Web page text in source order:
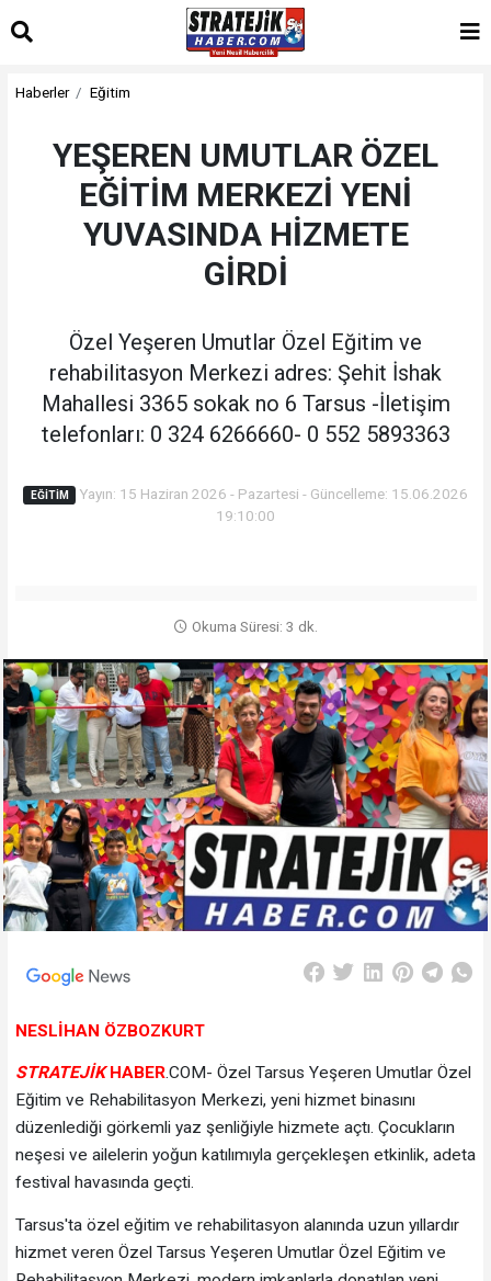
Haberler Eğitim
YEŞEREN UMUTLAR ÖZEL
EĞİTİM MERKEZİ YENİ
YUVASINDA HİZMETE
GİRDİ
Özel Yeşeren Umutlar Özel Eğitim ve
rehabilitasyon Merkezi adres: Şehit İshak
Mahallesi 3365 sokak no 6 Tarsus -İletişim
telefonları: 0 324 6266660- 0 552 5893363
EĞITIM
Yayın: 15 Haziran 2026 - Pazartesi - Güncelleme: 15.06.2026
19:10:00
Okuma Süresi: 3 dk.
NESLİHAN ÖZBOZKURT
STRATEJİK HABER.COM- Özel Tarsus Yeşeren Umutlar Özel
Eğitim ve Rehabilitasyon Merkezi, yeni hizmet binasını
düzenlediği görkemli yaz şenliğiyle hizmete açtı. Çocukların
neşesi ve ailelerin yoğun katılımıyla gerçekleşen etkinlik, adeta
festival havasında geçti.
Tarsus'ta özel eğitim ve rehabilitasyon alanında uzun yıllardır
hizmet veren Özel Tarsus Yeşeren Umutlar Özel Eğitim ve